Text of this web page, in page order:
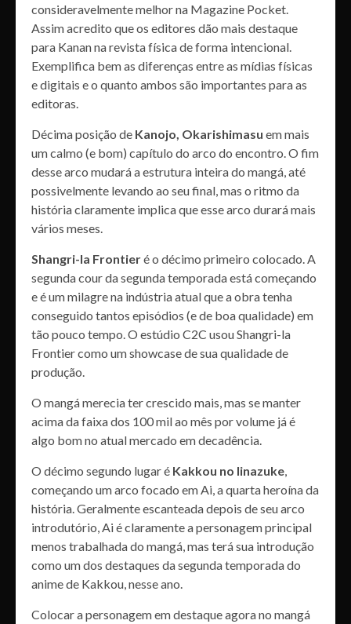
consideravelmente melhor na Magazine Pocket.
Assim acredito que os editores dão mais destaque
para Kanan na revista física de forma intencional.
Exemplifica bem as diferenças entre as mídias físicas
e digitais e o quanto ambos são importantes para as
editoras.
Décima posição de Kanojo, Okarishimasu em mais
um calmo (e bom) capítulo do arco do encontro. O fim
desse arco mudará a estrutura inteira do mangá, até
possivelmente levando ao seu final, mas o ritmo da
história claramente implica que esse arco durará mais
vários meses.
Shangri-la Frontieré o décimo primeiro colocado. A
segunda cour da segunda temporada está começando
e é um milagre na indústria atual que a obra tenha
conseguido tantos episódios (e de boa qualidade) em
tão pouco tempo. O estúdio C2C usou Shangri-la
Frontier como um showcase de sua qualidade de
produção.
O mangá merecia ter crescido mais, mas se manter
acima da faixa dos 100 mil ao mês por volume já é
algo bom no atual mercado em decadência.
O décimo segundo lugar é Kakkou no Iinazuke,
começando um arco focado em Ai, a quarta heroína da
história. Geralmente escanteada depois de seu arco
introdutório, Ai é claramente a personagem principal
menos trabalhada do mangá, mas terá sua introdução
como um dos destaques da segunda temporada do
anime de Kakkou, nesse ano.
Colocar a personagem em destaque agora no mangá